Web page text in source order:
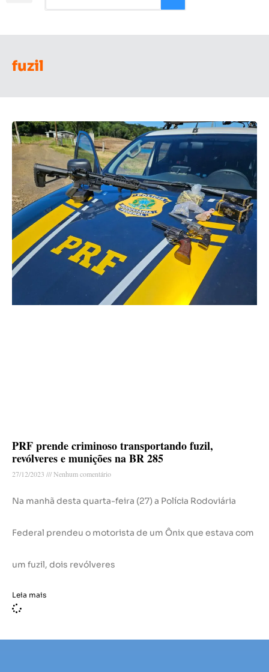
fuzil
PRF prende criminoso transportando fuzil,
revólveres e munições na BR 285
27/12/2023 Nenhum comentário
Na manhã desta quarta-feira (27) a Polícia Rodoviária
Federal prendeu o motorista de um Ônix que estava com
um fuzil, dois revólveres
Leia mais